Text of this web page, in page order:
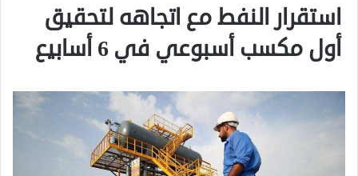
استقرار النفط مع اتجاهه لتحقيق
أول مكسب أسبوعي في 6 أسابيع